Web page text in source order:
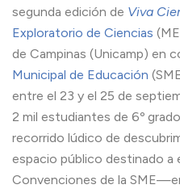
segunda edición de Viva
Exploratorio de Ciencias
de Campinas (Unicamp) en
Municipal de Educación
entre el 23 y el 25 de
2 mil estudiantes de 6º
recorrido lúdico de
espacio público destinado
Convenciones de la